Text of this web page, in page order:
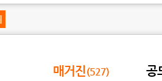
매거진(527) 공